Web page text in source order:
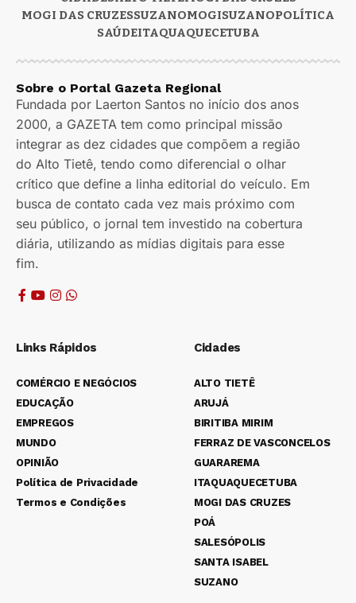
MOGI DAS CRUZESSUZANOMOGISUZANOPOLÍTICA
SAÚDEITAQUAQUECETUBA
Sobre o Portal Gazeta Regional
Fundada por Laerton Santos no início dos anos
2000, a GAZETA tem como principal missão
integrar as dez cidades que compõem a região
do Alto Tietê, tendo como diferencial o olhar
crítico que define a linha editorial do veículo. Em
busca de contato cada vez mais próximo com
seu público, o jornal tem investido na cobertura
diária, utilizando as mídias digitais para esse
fim.
Links Rápidos
COMÉRCIO E NEGÓCIOS
EDUCAÇÃO
EMPREGOS
MUNDO
OPINIÃO
Política de Privacidade
Termos e Condições
Cidades
ALTO TIETÊ
ARUJÁ
BIRITIBA MIRIM
FERRAZ DE VASCONCELOS
GUARAREMA
ITAQUAQUECETUBA
MOGI DAS CRUZES
POÁ
SALESÓPOLIS
SANTA ISABEL
SUZANO